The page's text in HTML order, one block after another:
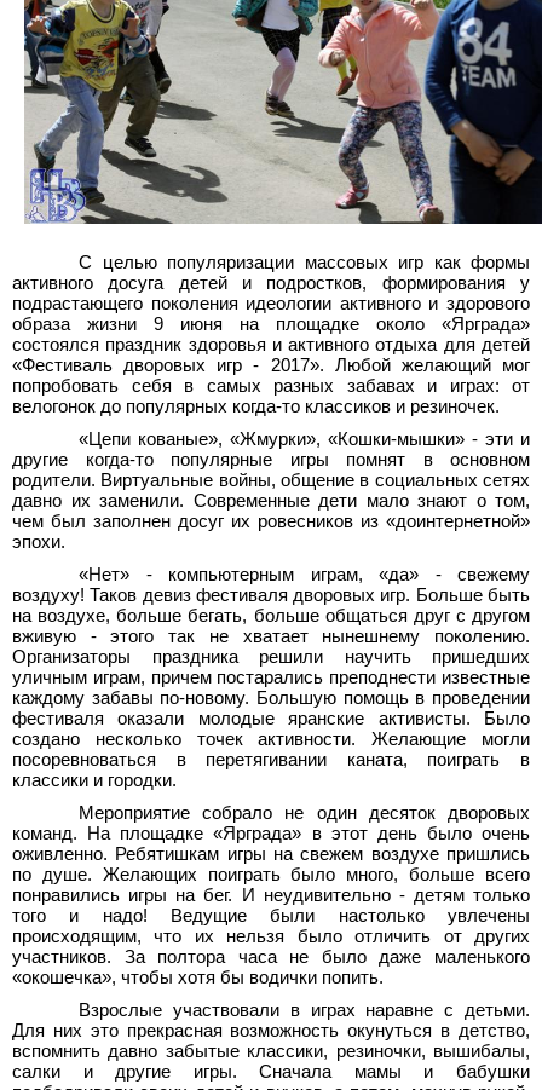
С целью популяризации массовых игр как формы
активного досуга детей и подростков, формирования у
подрастающего поколения идеологии активного и здорового
образа жизни 9 июня на площадке около «Ярграда»
состоялся праздник здоровья и активного отдыха для детей
«Фестиваль дворовых игр - 2017». Любой желающий мог
попробовать себя в самых разных забавах и играх: от
велогонок до популярных когда-то классиков и резиночек.
«Цепи кованые», «Жмурки», «Кошки-мышки» - эти и
другие когда-то популярные игры помнят в основном
родители. Виртуальные войны, общение в социальных сетях
давно их заменили. Современные дети мало знают о том,
чем был заполнен досуг их ровесников из «доинтернетной»
эпохи.
«Нет» - компьютерным играм, «да» - свежему
воздуху! Таков девиз фестиваля дворовых игр. Больше быть
на воздухе, больше бегать, больше общаться друг с другом
вживую - этого так не хватает нынешнему поколению.
Организаторы праздника решили научить пришедших
уличным играм, причем постарались преподнести известные
каждому забавы по-новому. Большую помощь в проведении
фестиваля оказали молодые яранские активисты. Было
создано несколько точек активности. Желающие могли
посоревноваться в перетягивании каната, поиграть в
классики и городки.
Мероприятие собрало не один десяток дворовых
команд. На площадке «Ярграда» в этот день было очень
оживленно. Ребятишкам игры на свежем воздухе пришлись
по душе. Желающих поиграть было много, больше всего
понравились игры на бег. И неудивительно - детям только
того и надо! Ведущие были настолько увлечены
происходящим, что их нельзя было отличить от других
участников. За полтора часа не было даже маленького
«окошечка», чтобы хотя бы водички попить.
Взрослые участвовали в играх наравне с детьми.
Для них это прекрасная возможность окунуться в детство,
вспомнить давно забытые классики, резиночки, вышибалы,
салки и другие игры. Сначала мамы и бабушки